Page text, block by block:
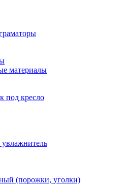
материалы
под кресло
(порожки, уголки)